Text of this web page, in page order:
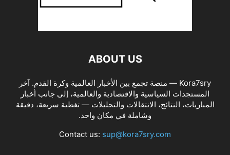
ABOUT US
Kora7sry — منصة تجمع بين الأخبار العالمية وكرة القدم. آخر
المستجدات السياسية والاقتصادية والعالمية، إلى جانب أخبار
المباريات، النتائج، الانتقالات والتحليلات — تغطية سريعة، دقيقة
وشاملة في مكان واحد.
Contact us: sup@kora7sry.com